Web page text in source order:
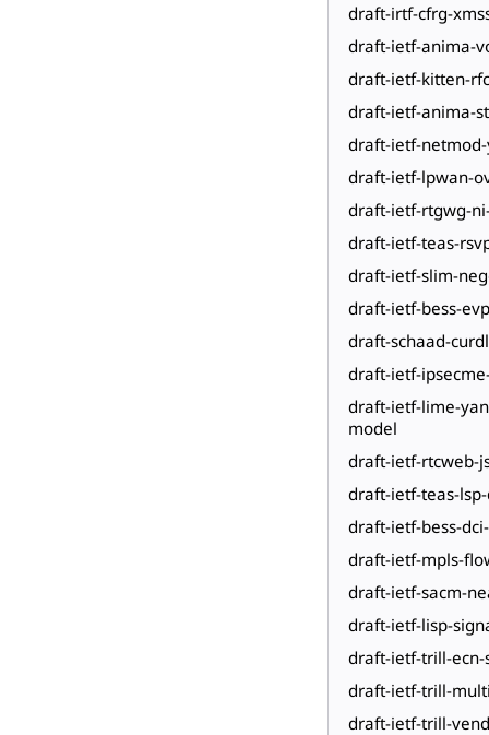
draft-irtf-cfrg-
draft-ietf-anima-
draft-ietf-kitten-
draft-ietf-anima-
draft-ietf-
draft-ietf-lpwan-
draft-ietf-rtgwg-
draft-ietf-teas-
draft-ietf-slim-
draft-ietf-bess-
draft-schaad-
draft-ietf-
draft-ietf-lime-
model
draft-ietf-rtcweb-
draft-ietf-teas-
draft-ietf-bess-
draft-ietf-mpls-
draft-ietf-sacm-
draft-ietf-lisp-
draft-ietf-trill-ecn-
draft-ietf-trill-
draft-ietf-trill-